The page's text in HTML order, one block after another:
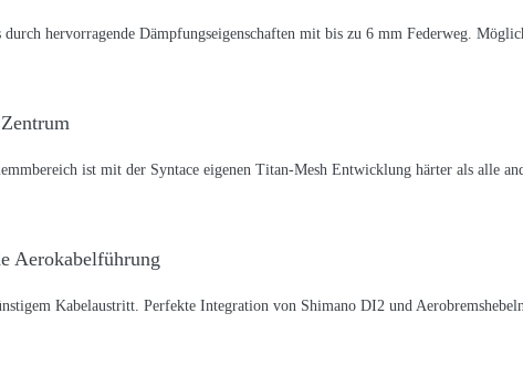
durch hervorragende Dämpfungseigenschaften mit bis zu 6 mm Federweg.
ist mit der Syntace eigenen Titan-Mesh Entwicklung härter als alle
Aerokabelführung
Kabelaustritt. Perfekte Integration von Shimano DI2 und